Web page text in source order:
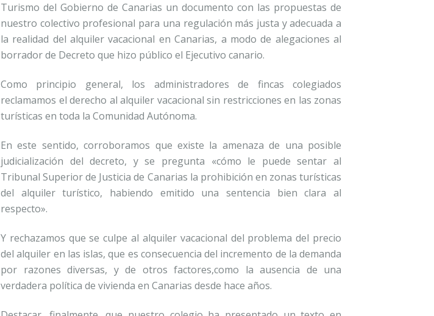
Turismo del Gobierno de Canarias un documento con las propuestas de
nuestro colectivo profesional para una regulación más justa y adecuada a
la realidad del alquiler vacacional en Canarias, a modo de alegaciones al
borrador de Decreto que hizo público el Ejecutivo canario.
Como principio general, los administradores de fincas colegiados
reclamamos el derecho al alquiler vacacional sin restricciones en las zonas
turísticas en toda la Comunidad Autónoma.
En este sentido, corroboramos que existe la amenaza de una posible
judicialización del decreto, y se pregunta «cómo le puede sentar al
Tribunal Superior de Justicia de Canarias la prohibición en zonas turísticas
del alquiler turístico, habiendo emitido una sentencia bien clara al
respecto».
Y rechazamos que se culpe al alquiler vacacional del problema del precio
del alquiler en las islas, que es consecuencia del incremento de la demanda
por razones diversas, y de otros factores,como la ausencia de una
verdadera política de vivienda en Canarias desde hace años.